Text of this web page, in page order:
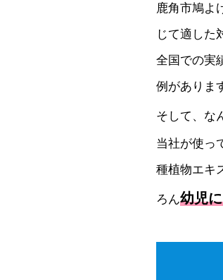
鹿角市鳩よ
じて適した
全国での実
例がありま
そして、な
当社が使っ
種植物エキ
ろん幼児